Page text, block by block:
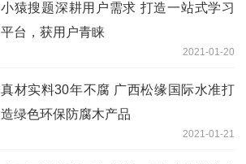
小猿搜题深耕用户需求 打造一站式学习
平台，获用户青睐
2021-01-20
真材实料30年不腐 广西松缘国际水准打
造绿色环保防腐木产品
2021-01-21